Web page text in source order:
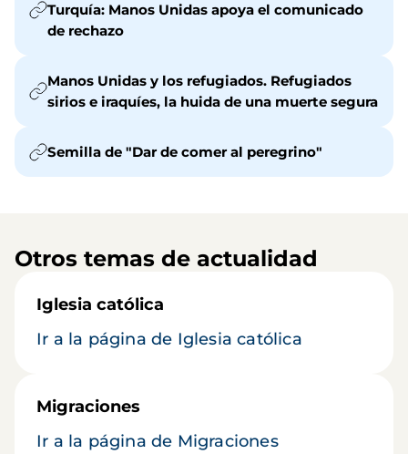
Turquía: Manos Unidas apoya el comunicado
de rechazo
Manos Unidas y los refugiados. Refugiados
sirios e iraquíes, la huida de una muerte segura
Semilla de "Dar de comer al peregrino"
Otros temas de actualidad
Iglesia católica
Ir a la página de Iglesia católica
Migraciones
Ir a la página de Migraciones